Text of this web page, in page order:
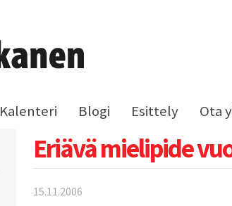
Kalenteri Blogi Esittely Ota
Eriävä mielipide
15.11.2006